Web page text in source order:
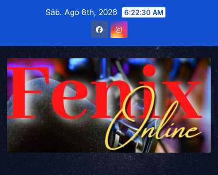
Sáb. Ago 8th, 2026 6:22:31 AM